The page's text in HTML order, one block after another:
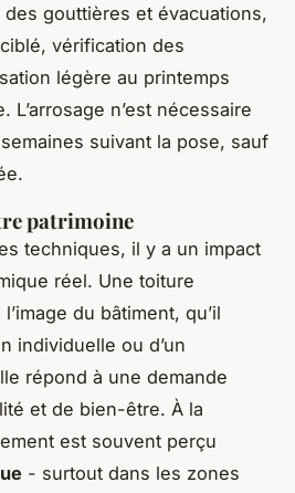
gouttières et évacuations,
vérification des
légère au printemps
L’arrosage n’est nécessaire
suivant la pose, sauf
patrimoine
techniques, il y a un impact
réel. Une toiture
du bâtiment, qu’il
individuelle ou d’un
répond à une demande
et de bien-être. À la
est souvent perçu
- surtout dans les zones